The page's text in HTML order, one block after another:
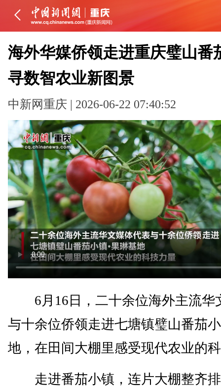
海外华媒侨领走进重庆璧山番
寻数智农业新图景
中新网重庆 | 2026-06-22 07:40:52
6月16日，二十余位海外主流华
与十余位侨领走进七塘镇璧山番茄
地，在田间大棚里感受现代农业的
走进番茄小镇，连片大棚整齐排